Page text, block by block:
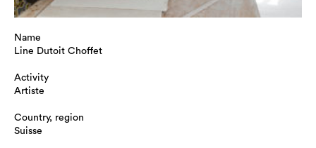
Name
Line Dutoit Choffet
Activity
Artiste
Country, region
Suisse